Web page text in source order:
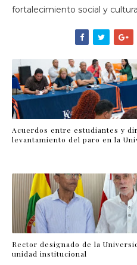
fortalecimiento social y
Acuerdos entre estudiantes y
levantamiento del paro en la
Rector designado de la
unidad institucional